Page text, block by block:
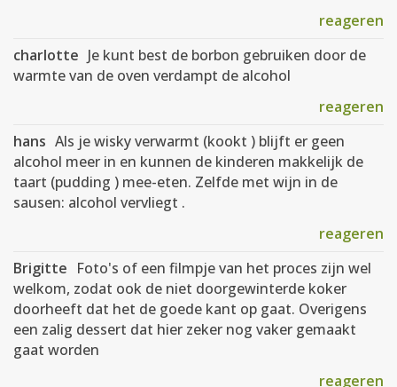
reageren
charlotte Je kunt best de borbon gebruiken door de
warmte van de oven verdampt de alcohol
reageren
hans Als je wisky verwarmt (kookt ) blijft er geen
alcohol meer in en kunnen de kinderen makkelijk de
taart (pudding ) mee-eten. Zelfde met wijn in de
sausen: alcohol vervliegt .
reageren
Brigitte Foto's of een filmpje van het proces zijn wel
welkom, zodat ook de niet doorgewinterde koker
doorheeft dat het de goede kant op gaat. Overigens
een zalig dessert dat hier zeker nog vaker gemaakt
gaat worden
reageren